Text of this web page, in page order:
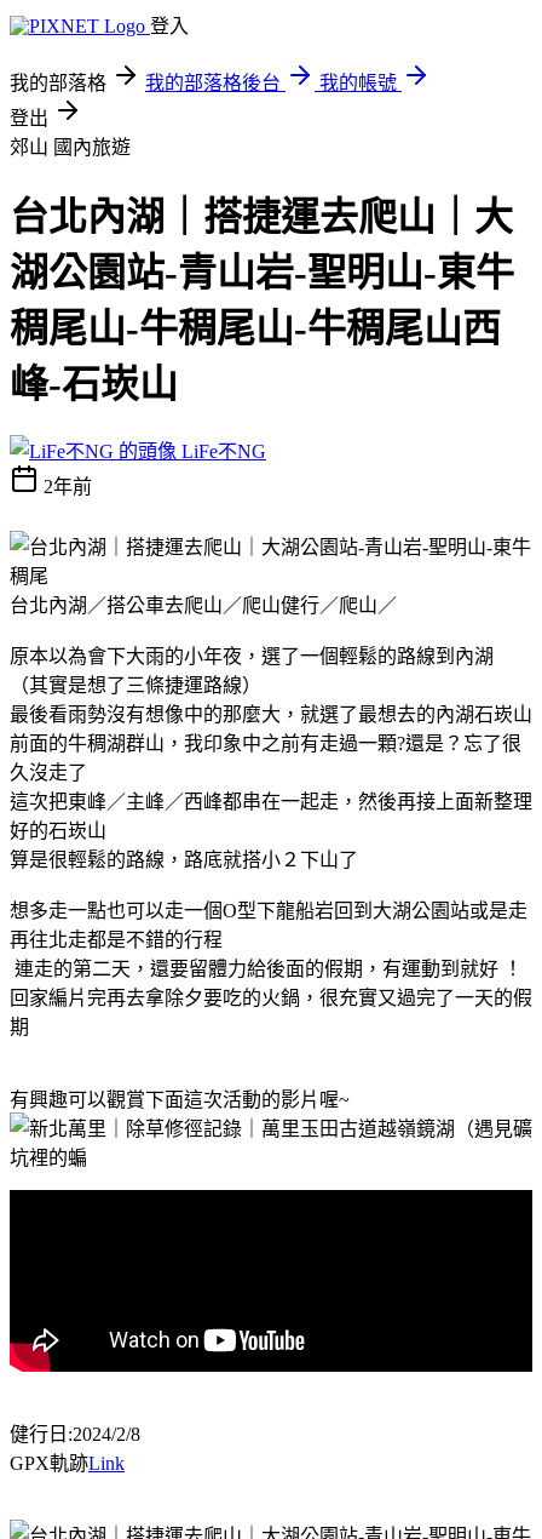
登入
我的部落格 我的部落格後台
我的帳號
登出
郊山 國內旅遊
台北內湖｜搭捷運去爬山｜大
湖公園站-青山岩-聖明山-東牛
稠尾山-牛稠尾山-牛稠尾山西
峰-石崁山
LiFe不NG
2年前
台北內湖／搭公車去爬山／爬山健行／爬山／
原本以為會下大雨的小年夜，選了一個輕鬆的路線到內湖
（其實是想了三條捷運路線）
最後看雨勢沒有想像中的那麼大，就選了最想去的內湖石崁山
前面的牛稠湖群山，我印象中之前有走過一顆?還是？忘了很
久沒走了
這次把東峰／主峰／西峰都串在一起走，然後再接上面新整理
好的石崁山
算是很輕鬆的路線，路底就搭小２下山了
想多走一點也可以走一個O型下龍船岩回到大湖公園站或是走
再往北走都是不錯的行程
連走的第二天，還要留體力給後面的假期，有運動到就好 ！
回家編片完再去拿除夕要吃的火鍋，很充實又過完了一天的假
期
有興趣可以觀賞下面這次活動的影片喔~
健行日:2024/2/8
GPX軌跡Link